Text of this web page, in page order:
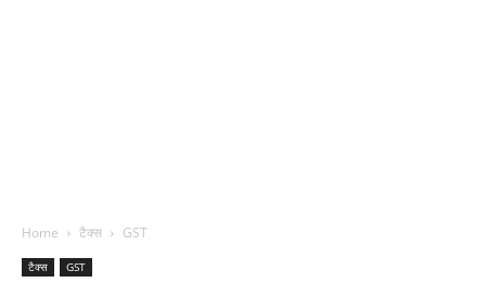
Home टैक्स GST
टैक्स GST